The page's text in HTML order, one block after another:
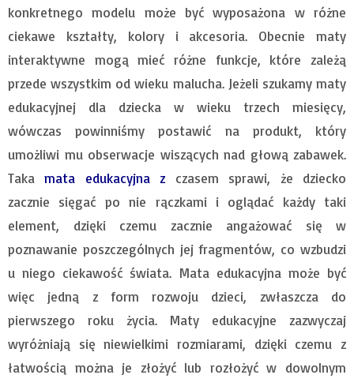
konkretnego modelu może być wyposażona w różne
ciekawe kształty, kolory i akcesoria. Obecnie maty
interaktywne mogą mieć różne funkcje, które zależą
przede wszystkim od wieku malucha. Jeżeli szukamy maty
edukacyjnej dla dziecka w wieku trzech miesięcy,
wówczas powinniśmy postawić na produkt, który
umożliwi mu obserwacje wiszących nad głową zabawek.
Takamata edukacyjnaz czasem sprawi, że dziecko
zacznie sięgać po nie rączkami i oglądać każdy taki
element, dzięki czemu zacznie angażować się w
poznawanie poszczególnych jej fragmentów, co wzbudzi
u niego ciekawość świata. Mata edukacyjna może być
więc jedną z form rozwoju dzieci, zwłaszcza do
pierwszego roku życia. Maty edukacyjne zazwyczaj
wyróżniają się niewielkimi rozmiarami, dzięki czemu z
łatwością można je złożyć lub rozłożyć w dowolnym